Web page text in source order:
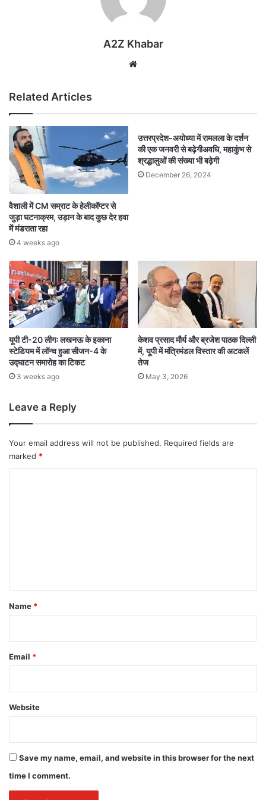
A2Z Khabar
Related Articles
वैशाली में CM सम्राट के हेलीकॉप्टर से
जुड़ा घटनाक्रम, उड़ान के बाद कुछ देर हवा
में मंडराता रहा
4 weeks ago
उत्तरप्रदेश-अयोध्या में रामलला के दर्शन
की एक जनवरी से बढ़ेगीअवधि, महाकुंभ से
श्रद्धालुओं की संख्या भी बढ़ेगी
December 26, 2024
यूपी टी-20 लीगः लखनऊ के इकाना
स्टेडियम में लॉन्च हुआ सीजन-4 के
उद्घाटन समारोह का टिकट
3 weeks ago
केशव प्रसाद मौर्य और ब्रजेश पाठक दिल्ली
में, यूपी में मंत्रिमंडल विस्तार की अटकलें
तेज
May 3, 2026
Leave a Reply
Your email address will not be published. Required fields are
marked *
*
Name *
Email *
Website
Save my name, email, and website in this browser for the next
time I comment.